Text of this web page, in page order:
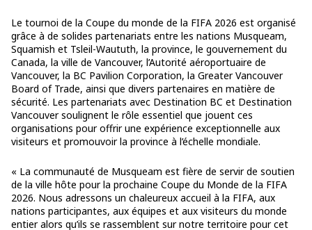
Le tournoi de la Coupe du monde de la FIFA 2026 est organisé
grâce à de solides partenariats entre les nations Musqueam,
Squamish et Tsleil-Waututh, la province, le gouvernement du
Canada, la ville de Vancouver, l’Autorité aéroportuaire de
Vancouver, la BC Pavilion Corporation, la Greater Vancouver
Board of Trade, ainsi que divers partenaires en matière de
sécurité. Les partenariats avec Destination BC et Destination
Vancouver soulignent le rôle essentiel que jouent ces
organisations pour offrir une expérience exceptionnelle aux
visiteurs et promouvoir la province à l’échelle mondiale.
« La communauté de Musqueam est fière de servir de soutien
de la ville hôte pour la prochaine Coupe du Monde de la FIFA
2026. Nous adressons un chaleureux accueil à la FIFA, aux
nations participantes, aux équipes et aux visiteurs du monde
entier alors qu’ils se rassemblent sur notre territoire pour cet